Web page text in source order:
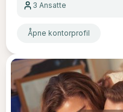
3 Ansatte
Åpne kontorprofil